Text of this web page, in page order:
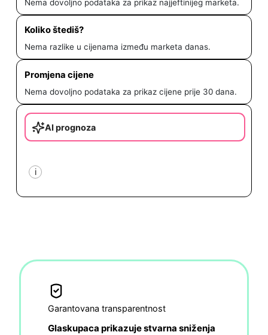
Nema dovoljno podataka za prikaz najjeftinijeg marketa.
Koliko štediš?
Nema razlike u cijenama između marketa danas.
Promjena cijene
Nema dovoljno podataka za prikaz cijene prije 30 dana.
AI prognoza
i
Garantovana transparentnost
Glaskupaca prikazuje stvarna sniženja